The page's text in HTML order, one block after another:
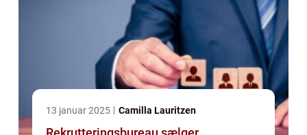
13 januar 2025 Camilla Lauritzen